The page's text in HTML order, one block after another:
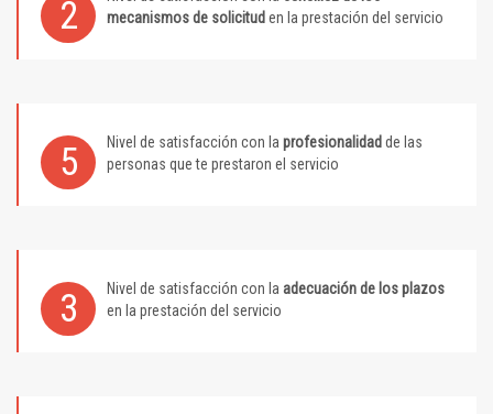
2
mecanismos de solicitud en la prestación del servicio
5 Nivel de satisfacción con la profesionalidad de las
personas que te prestaron el servicio
3 Nivel de satisfacción con la adecuación de los plazos
en la prestación del servicio